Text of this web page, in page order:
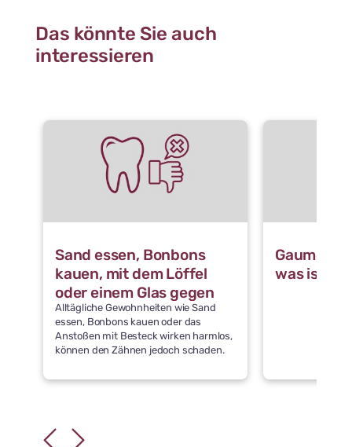
Das könnte Sie auch
interessieren
Sand essen, Bonbons
kauen, mit dem Löffel
oder einem Glas gegen
die Zähne stoßen: Was
schädigt die Zähne
Alltägliche Gewohnheiten wie Sand
essen, Bonbons kauen oder das
Anstoßen mit Besteck wirken harmlos,
können den Zähnen jedoch schaden.
was ist